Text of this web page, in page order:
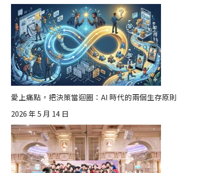
愛上痛點，把決策當迴圈：AI 時代的兩個生存原則
2026 年 5 月 14 日